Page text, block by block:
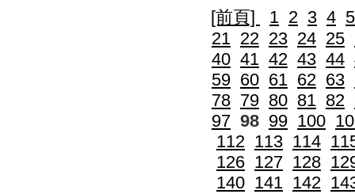
[前頁] 1 2 3 4 5
21 22 23 24 25
40 41 42 43 44
59 60 61 62 63
78 79 80 81 82
97 98 99 100
112 113 114
126 127 128
140 141 142